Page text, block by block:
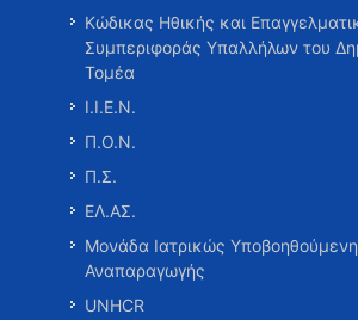
Κώδικας Ηθικής και
Συμπεριφοράς Υπαλλήλων του
Τομέα
Ι.Ι.Ε.Ν.
Π.Ο.Ν.
Π.Σ.
ΕΛ.ΑΣ.
Μονάδα Ιατρικώς
Αναπαραγωγής
UNHCR